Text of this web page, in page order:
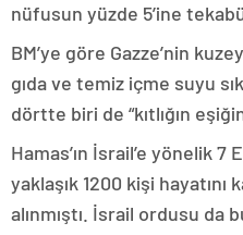
nüfusun yüzde 5’ine
BM’ye göre Gazze’nin
gıda ve temiz içme suyu
dörtte biri de “kıtlığın
Hamas’ın İsrail’e yönelik 7
yaklaşık 1200 kişi
alınmıştı. İsrail ordusu da